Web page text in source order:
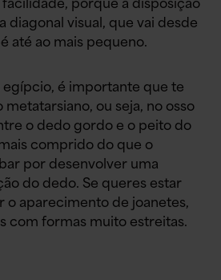
porque a disposição
diagonal visual, que vai desde
até ao mais pequeno.
egípcio, é importante que te
ou seja, no osso
o dedo gordo e o peito do
comprido do que o
por desenvolver uma
do dedo. Se queres estar
o aparecimento de joanetes,
com formas muito estreitas.